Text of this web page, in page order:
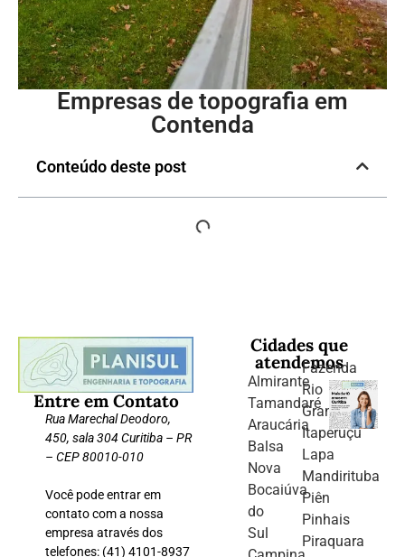
Empresas de topografia em
Contenda
Conteúdo deste post
Entre em Contato
Rua Marechal Deodoro,
450, sala 304 Curitiba – PR
– CEP 80010-010
Você pode entrar em
contato com a nossa
empresa através dos
telefones: (41) 4101-8937
Cidades que
atendemos
Almirante
Tamandaré
Araucária
Balsa
Nova
Bocaiúva
do
Sul
Fazenda
Rio
Grande
Itaperuçu
Lapa
Mandirituba
Piên
Pinhais
Piraquara